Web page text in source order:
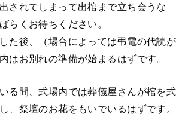
されてしまって出棺まで立ち会うな
らくお待ちください。
た後、（場合によっては弔電の代読が
はお別れの準備が始まるはずです。
る間、式場内では葬儀屋さんが棺を式
、祭壇のお花をもいでいるはずです。